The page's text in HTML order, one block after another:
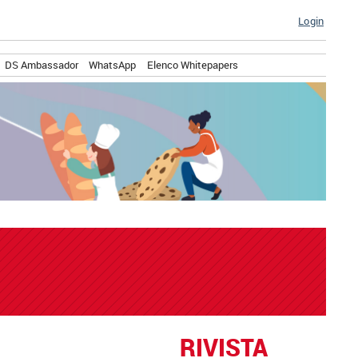
Login
DS Ambassador WhatsApp Elenco Whitepapers
RIVISTA